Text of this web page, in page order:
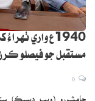
1940ع واري
مستقبل جو فيصلو
ڄامشورو (ويب ڊيسڪ)